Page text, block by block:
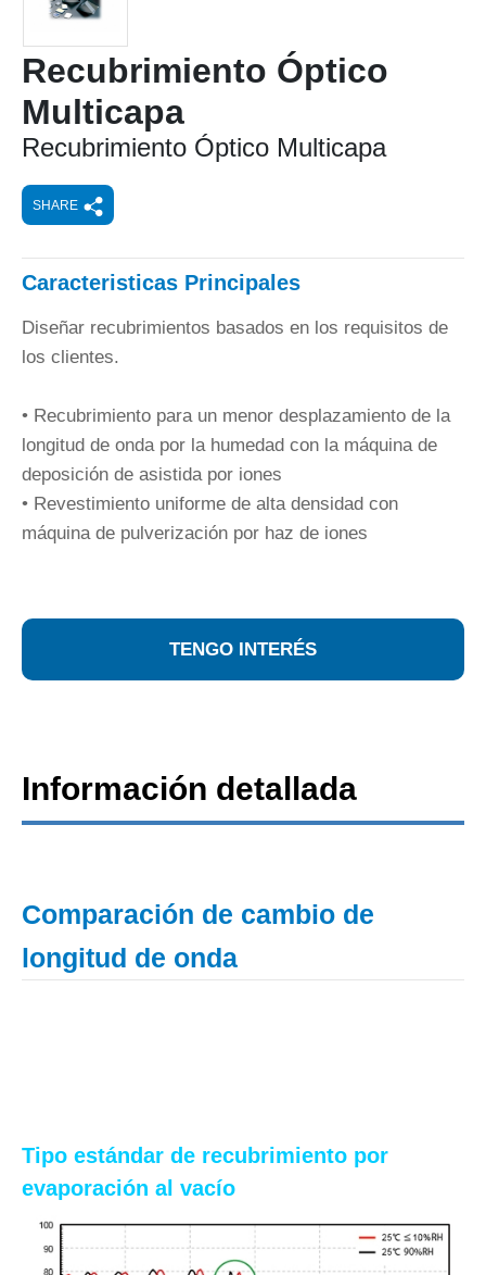
Recubrimiento Óptico
Multicapa
Recubrimiento Óptico Multicapa
SHARE
Caracteristicas Principales
Diseñar recubrimientos basados en los requisitos de
los clientes.
• Recubrimiento para un menor desplazamiento de la
longitud de onda por la humedad con la máquina de
deposición de asistida por iones
• Revestimiento uniforme de alta densidad con
máquina de pulverización por haz de iones
TENGO INTERÉS
Información detallada
Comparación de cambio de
longitud de onda
Tipo estándar de recubrimiento por
evaporación al vacío